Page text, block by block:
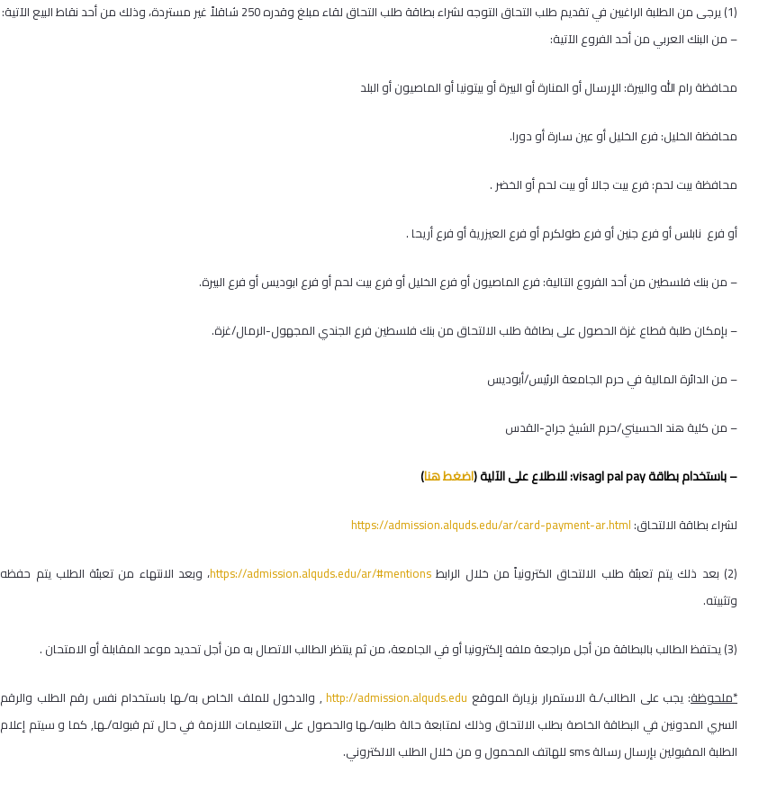
(1) يرجى من الطلبة الراغبين في تقديم طلب التحاق التوجه لشراء بطاقة طلب التحاق لقاء مبلغ وقدره 250 شاقلاً غير مستردة، وذلك من أحد نقاط البيع الآتية:
– من البنك العربي من أحد الفروع الآتية:
محافظة رام الله والبيرة: الإرسال أو المنارة أو البيرة أو بيتونيا أو الماصيون أو البلد
محافظة الخليل: فرع الخليل أو عين سارة أو دورا.
محافظة بيت لحم: فرع بيت جالا أو بيت لحم أو الخضر .
أو فرع نابلس أو فرع جنين أو فرع طولكرم أو فرع العيزرية أو فرع أريحا .
– من بنك فلسطين من أحد الفروع التالية: فرع الماصيون أو فرع الخليل أو فرع بيت لحم أو فرع ابوديس أو فرع البيرة.
– بإمكان طلبة قطاع غزة الحصول على بطاقة طلب الالتحاق من بنك فلسطين فرع الجندي المجهول-الرمال/غزة.
– من الدائرة المالية في حرم الجامعة الرئيس/أبوديس
– من كلية هند الحسيني/حرم الشيخ جراح-القدس
– باستخدام بطاقةpal payاوvisa: للاطلاع على الآلية (اضغط هنا)
لشراء بطاقة الالتحاق:https://admission.alquds.edu/ar/card-payment-ar.html
(2) بعد ذلك يتم تعبئة طلب الالتحاق الكترونياً من خلال الرابط https://admission.alquds.edu/ar/#mentions، وبعد الانتهاء من تعبئة الطلب يتم حفظه
وتثبيته.
(3) يحتفظ الطالب بالبطاقة من أجل مراجعة ملفه إلكترونيا أو في الجامعة، من ثم ينتظر الطالب الاتصال به من أجل تحديد موعد المقابلة أو الامتحان .
*ملحوظة: يجب على الطالب/ـة الاستمرار بزيارة الموقع http://admission.alquds.edu, والدخول للملف الخاص به/ـها باستخدام نفس رقم الطلب والرقم
السري المدونين في البطاقة الخاصة بطلب الالتحاق وذلك لمتابعة حالة طلبه/ـها والحصول على التعليمات اللازمة في حال تم قبوله/ـها, كما و سيتم إعلام
الطلبة المقبولين بإرسال رسالةsms للهاتف المحمول و من خلال الطلب الالكتروني.